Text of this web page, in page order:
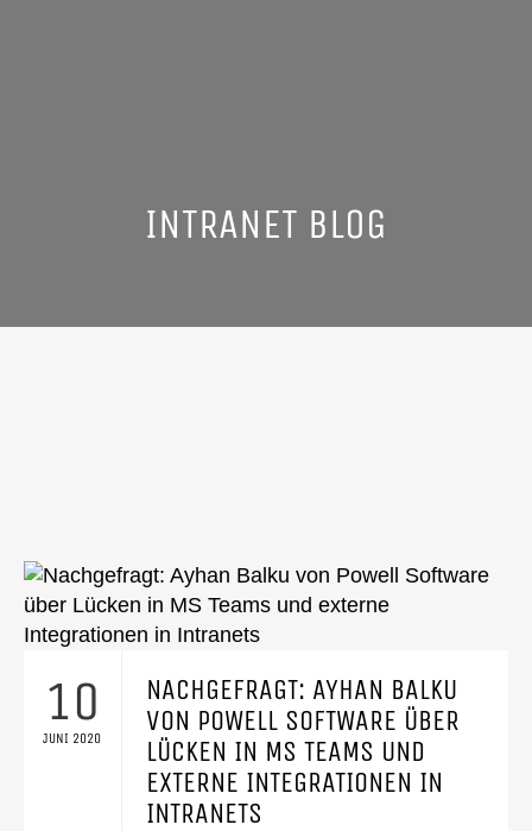
INTRANET BLOG
10
JUNI 2020
NACHGEFRAGT: AYHAN BALKU
VON POWELL SOFTWARE ÜBER
LÜCKEN IN MS TEAMS UND
EXTERNE INTEGRATIONEN IN
INTRANETS